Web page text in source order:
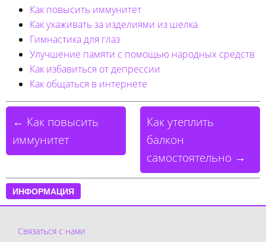
Как повысить иммунитет
Как ухаживать за изделиями из шелка
Гимнастика для глаз
Улучшение памяти с помощью народных средств
Как избавиться от депрессии
Как общаться в интернете
← Как повысить
иммунитет
Как утеплить
балкон
самостоятельно →
ИНФОРМАЦИЯ
Связаться с нами